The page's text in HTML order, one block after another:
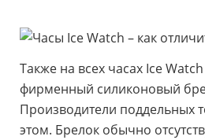
Также на всех часах Ice
фирменный силиконовый
Производители поддельных
этом. Брелок обычно